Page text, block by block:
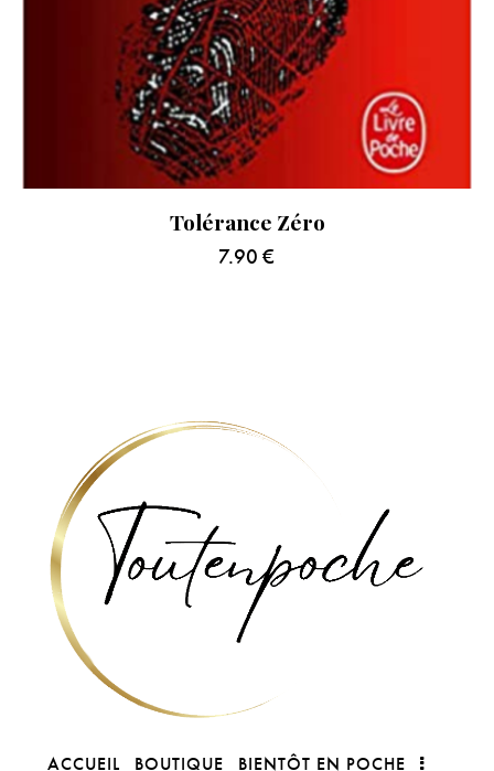
Tolérance Zéro
7.90 €
ACCUEIL BOUTIQUE BIENTÔT EN POCHE